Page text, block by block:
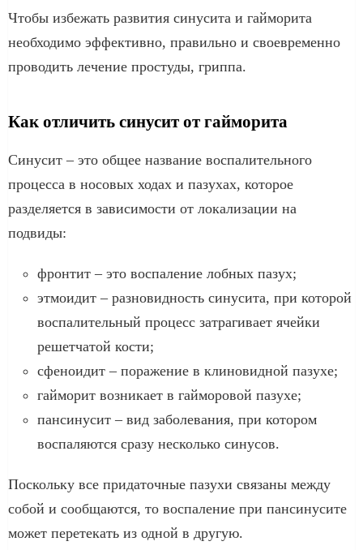
Чтобы избежать развития синусита и гайморита
необходимо эффективно, правильно и своевременно
проводить лечение простуды, гриппа.
Как отличить синусит от гайморита
Синусит – это общее название воспалительного
процесса в носовых ходах и пазухах, которое
разделяется в зависимости от локализации на
подвиды:
фронтит – это воспаление лобных пазух;
этмоидит – разновидность синусита, при которой
воспалительный процесс затрагивает ячейки
решетчатой кости;
сфеноидит – поражение в клиновидной пазухе;
гайморит возникает в гайморовой пазухе;
пансинусит – вид заболевания, при котором
воспаляются сразу несколько синусов.
Поскольку все придаточные пазухи связаны между
собой и сообщаются, то воспаление при пансинусите
может перетекать из одной в другую.